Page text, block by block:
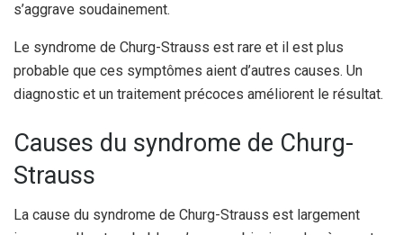
s’aggrave soudainement.
Le syndrome de Churg-Strauss est rare et il est plus
probable que ces symptômes aient d’autres causes. Un
diagnostic et un traitement précoces améliorent le résultat.
Causes du syndrome de Churg-
Strauss
La cause du syndrome de Churg-Strauss est largement